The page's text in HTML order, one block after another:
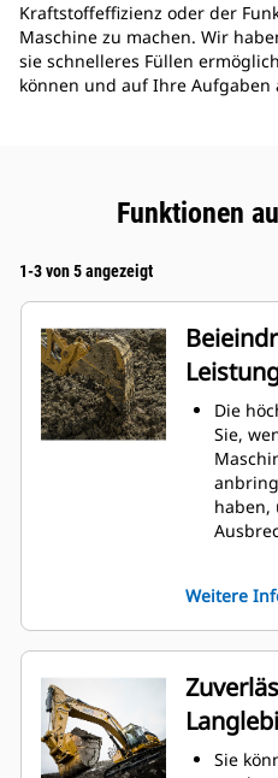
Kraftstoffeffizienz oder der
Maschine zu machen. Wir
sie schnelleres Füllen
können und auf Ihre Aufgaben
Funktionen
1-3 von 5 angezeigt
Die
Sie,
haben,
den
Löffels,
gesenkt
Der
Graben
Weitere
Sie